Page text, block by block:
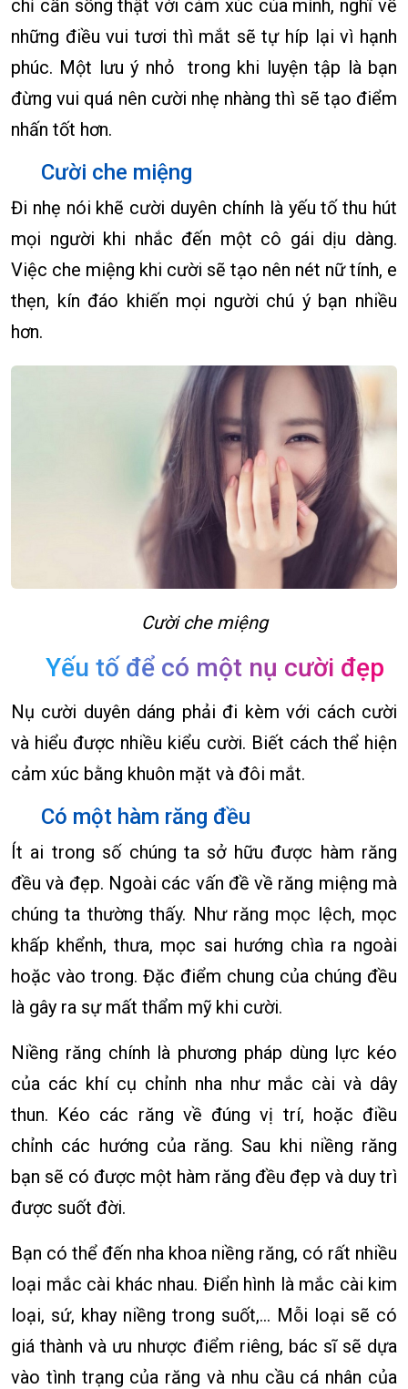
chỉ cần sống thật với cảm xúc của mình, nghĩ về
những điều vui tươi thì mắt sẽ tự híp lại vì hạnh
phúc. Một lưu ý nhỏ trong khi luyện tập là bạn
đừng vui quá nên cười nhẹ nhàng thì sẽ tạo điểm
nhấn tốt hơn.
Cười che miệng
Đi nhẹ nói khẽ cười duyên chính là yếu tố thu hút
mọi người khi nhắc đến một cô gái dịu dàng.
Việc che miệng khi cười sẽ tạo nên nét nữ tính, e
thẹn, kín đáo khiến mọi người chú ý bạn nhiều
hơn.
Cười che miệng
Yếu tố để có một nụ cười đẹp
Nụ cười duyên dáng phải đi kèm với cách cười
và hiểu được nhiều kiểu cười. Biết cách thể hiện
cảm xúc bằng khuôn mặt và đôi mắt.
Có một hàm răng đều
Ít ai trong số chúng ta sở hữu được hàm răng
đều và đẹp. Ngoài các vấn đề về răng miệng mà
chúng ta thường thấy. Như răng mọc lệch, mọc
khấp khểnh, thưa, mọc sai hướng chìa ra ngoài
hoặc vào trong. Đặc điểm chung của chúng đều
là gây ra sự mất thẩm mỹ khi cười.
Niềng răng chính là phương pháp dùng lực kéo
của các khí cụ chỉnh nha như mắc cài và dây
thun. Kéo các răng về đúng vị trí, hoặc điều
chỉnh các hướng của răng. Sau khi niềng răng
bạn sẽ có được một hàm răng đều đẹp và duy trì
được suốt đời.
Bạn có thể đến nha khoa niềng răng, có rất nhiều
loại mắc cài khác nhau. Điển hình là mắc cài kim
loại, sứ, khay niềng trong suốt,… Mỗi loại sẽ có
giá thành và ưu nhược điểm riêng, bác sĩ sẽ dựa
vào tình trạng của răng và nhu cầu cá nhân của